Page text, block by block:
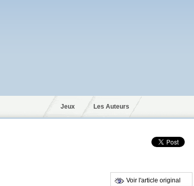
Jeux Les Auteurs
Voir l'article original